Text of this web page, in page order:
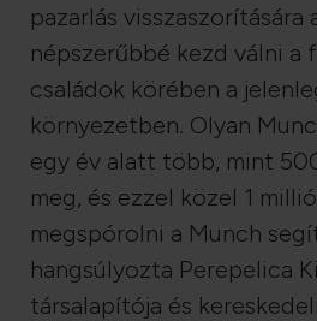
pazarlás visszaszorítására
népszerűbbé kezd válni a
családok körében a
környezetben. Olyan
egy év alatt több, mint
meg, és ezzel közel 1
megspórolni a Munch
hangsúlyozta Perepelica
társalapítója és